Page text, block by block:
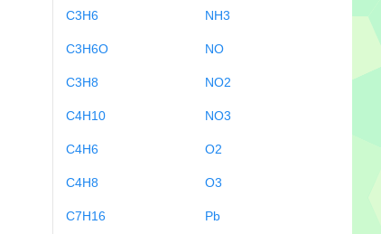
C3H6
C3H6O
C3H8
C4H10
C4H6
C4H8
C7H16
NH3
NO
NO2
NO3
O2
O3
Pb